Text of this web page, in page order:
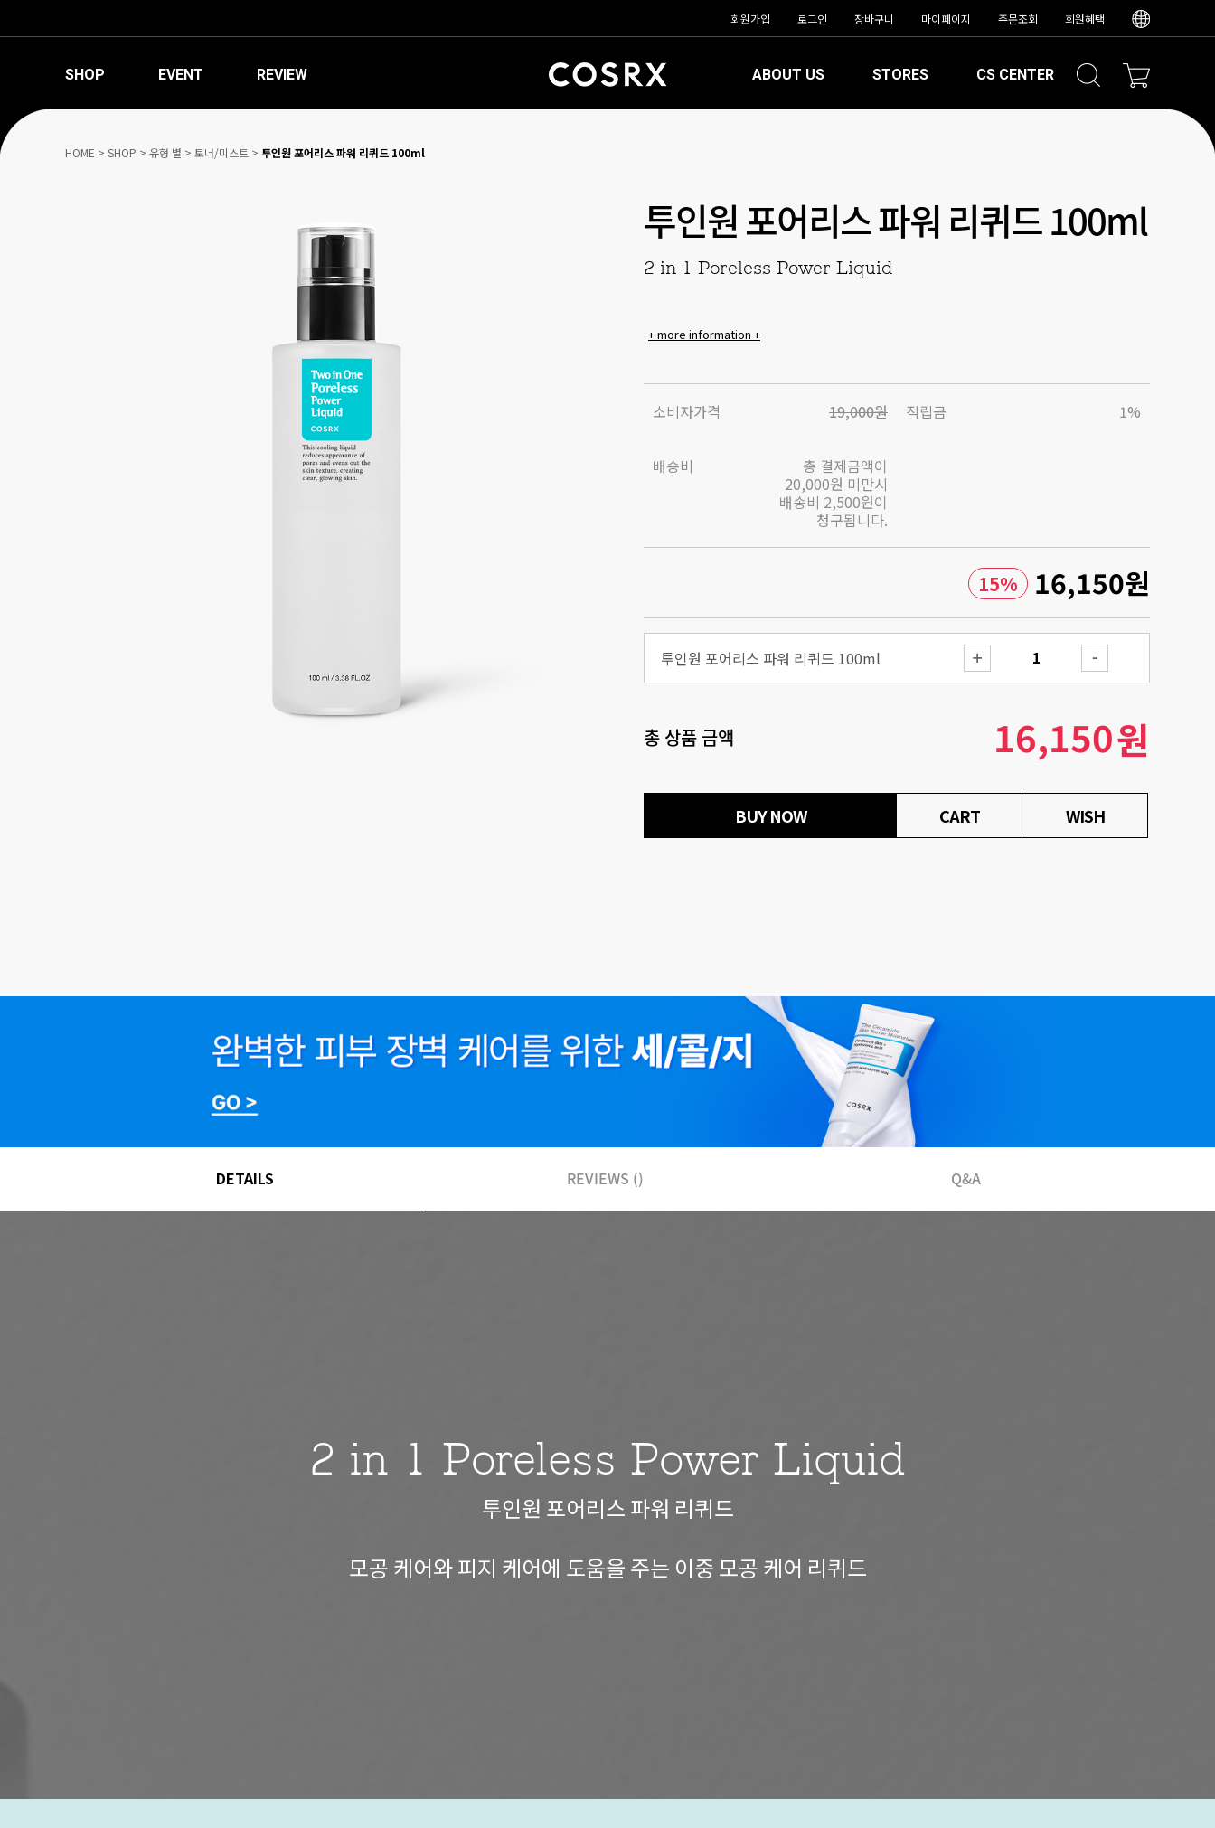
회원가입 로그인 장바구니 마이페이지 주문조회 회원혜택
SHOP EVENT REVIEW ABOUT US STORES CS CENTER
HOME > SHOP > 유형 별 > 토너/미스트 > 투인원 포어리스 파워 리퀴드 100ml
투인원 포어리스 파워 리퀴드 100ml
2 in 1 Poreless Power Liquid
+ more information +
소비자가격 19,000원 적립금 1%
배송비
총 결제금액이
20,000원 미만시
배송비 2,500원이
청구됩니다.
15% 16,150원
투인원 포어리스 파워 리퀴드 100ml
총 상품 금액 16,150원
BUY NOW CART WISH
DETAILS REVIEWS () Q&A
2 in 1 Poreless Power Liquid
투인원 포어리스 파워 리퀴드
모공 케어와 피지 케어에 도움을 주는 이중 모공 케어 리퀴드